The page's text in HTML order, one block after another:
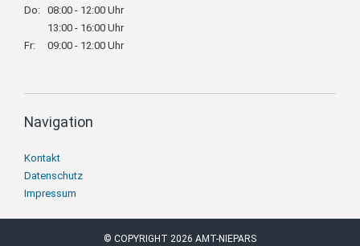
Do: 08:00 - 12:00 Uhr
13:00 - 16:00 Uhr
Fr:
09:00 - 12:00 Uhr
Navigation
Navigation
überspringen
Kontakt
Datenschutz
Impressum
© COPYRIGHT 2026 AMT-NIEPARS